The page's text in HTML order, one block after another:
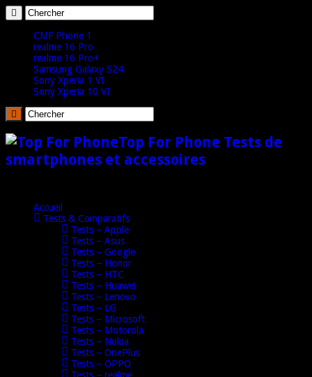
CMF Phone 1
realme 16 Pro
realme 16 Pro+
Samsung Galaxy S24
Sony Xperia 1 VI
Sony Xperia 10 VI
Top For Phone Tests de
smartphones et accessoires
Accueil
Tests & Comparatifs
Tests – Apple
Tests – Asus
Tests – Google
Tests – Honor
Tests – HTC
Tests – Huawei
Tests – Lenovo
Tests – LG
Tests – Microsoft
Tests – Motorola
Tests – Nokia
Tests – OnePlus
Tests – OPPO